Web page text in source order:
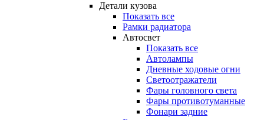
Детали кузова
Показать все
Рамки радиатора
Автосвет
Показать все
Автолампы
Дневные ходовые огни
Светоотражатели
Фары головного света
Фары противотуманные
Фонари задние